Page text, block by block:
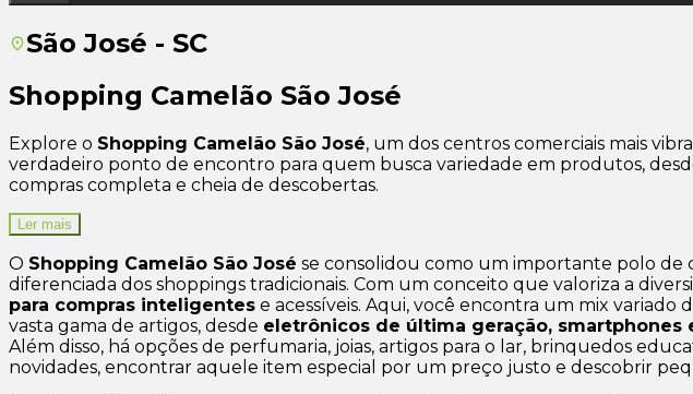
São José - SC
Shopping Camelão São José
Explore o Shopping Camelão São José, um dos centros comerciais mais
verdadeiro ponto de encontro para quem busca variedade em produtos,
compras completa e cheia de descobertas.
Ler mais
O Shopping Camelão São José se consolidou como um importante polo de
diferenciada dos shoppings tradicionais. Com um conceito que valoriza a
para compras inteligentes e acessíveis. Aqui, você encontra um mix variado
vasta gama de artigos, desde eletrônicos de última geração, smartphones
Além disso, há opções de perfumaria, joias, artigos para o lar, brinquedos
novidades, encontrar aquele item especial por um preço justo e descobrir